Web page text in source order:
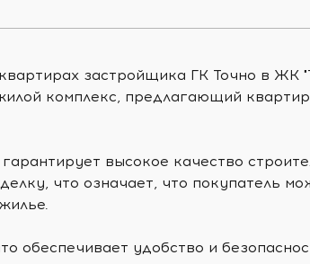
застройщика ГК Точно в ЖК
комплекс, предлагающий
высокое качество
что означает, что покупатель
обеспечивает удобство и